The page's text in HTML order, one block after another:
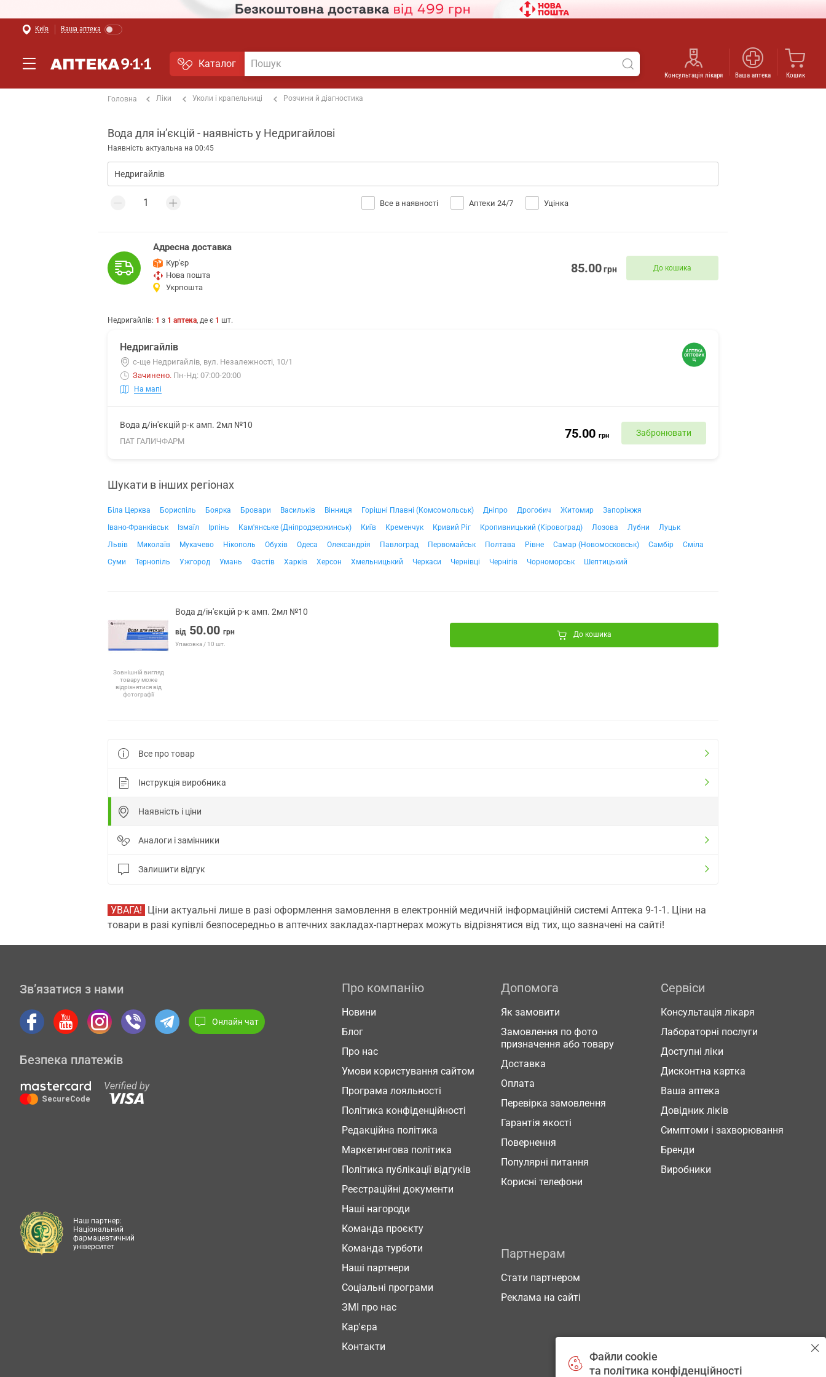
Київ Ваша аптека
Каталог
Консультація лікаря Ваша аптека Кошик
Головна Ліки Уколи і крапельниці Розчини й діагностика
Вода для інʼєкцій - наявність у Недригайлові
Наявність актуальна на 00:45
Все в наявності Аптеки 24/7 Уцінка
Адресна доставка
Кур'єр
Нова пошта
Укрпошта
85.00грн До кошика
Недригайлів: 1 з 1 аптека, де є 1 шт.
Недригайлів
с-ще Недригайлів, вул. Незалежності, 10/1
Зачинено. Пн-Нд: 07:00-20:00
На мапі
Вода д/ін'єкцій р-к амп. 2мл №10
ПАТ ГАЛИЧФАРМ
75.00 грн Забронювати
Шукати в інших регіонах
Біла Церква Бориспіль Боярка Бровари Васильків Вінниця Горішні Плавні (Комсомольськ) Дніпро Дрогобич Житомир
Запоріжжя
Івано-Франківськ
Ізмаїл Ірпінь Кам'янське (Дніпродзержинськ) Київ Кременчук Кривий Ріг Кропивницький (Кіровоград) Лозова Лубни
Луцьк
Львів
Миколаїв Мукачево Нікополь Обухів Одеса Олександрія Павлоград Первомайськ Полтава Рівне Самар (Новомосковськ) Самбір
Сміла
Суми
Тернопіль Ужгород Умань Фастів Харків Херсон Хмельницький Черкаси Чернівці Чернігів Чорноморськ Шептицький
Зовнішній вигляд
товару може
відрізнятися від
фотографії
Вода д/ін'єкцій р-к амп. 2мл №10
від 50.00 грн
Упаковка / 10 шт.
До кошика
Все про товар
Інструкція виробника
Наявність і ціни
Аналоги і замінники
Залишити відгук
УВАГА! Ціни актуальні лише в разі оформлення замовлення в електронній медичній інформаційній системі Аптека 9-1-1. Ціни на
товари в разі купівлі безпосередньо в аптечних закладах-партнерах можуть відрізнятися від тих, що зазначені на сайті!
Зв’язатися з нами
Онлайн чат
Безпека платежів
Про компанію
Новини
Блог
Про нас
Умови користування сайтом
Програма лояльності
Політика конфіденційності
Редакційна політика
Маркетингова політика
Політика публікації відгуків
Реєстраційні документи
Наші нагороди
Команда проєкту
Команда турботи
Наші партнери
Соціальні програми
ЗМІ про нас
Кар'єра
Контакти
Допомога
Як замовити
Замовлення по фото
призначення або товару
Доставка
Оплата
Перевірка замовлення
Гарантія якості
Повернення
Популярні питання
Корисні телефони
Сервіси
Консультація лікаря
Лабораторні послуги
Доступні ліки
Дисконтна картка
Ваша аптека
Довідник ліків
Симптоми і захворювання
Бренди
Виробники
Партнерам
Стати партнером
Реклама на сайті
Наш партнер:
Національний
фармацевтичний
університет
Файли cookie
та політика конфіденційності